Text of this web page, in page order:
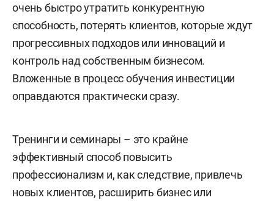
очень быстро утратить конкурентную
способность, потерять клиентов, которые ждут
прогрессивных подходов или инноваций и
контроль над собственным бизнесом.
Вложенные в процесс обучения инвестиции
оправдаются практически сразу.
Тренинги и семинары – это крайне
эффективный способ повысить
профессионализм и, как следствие, привлечь
новых клиентов, расширить бизнес или